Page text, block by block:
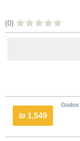
(0)
1,549 ₪